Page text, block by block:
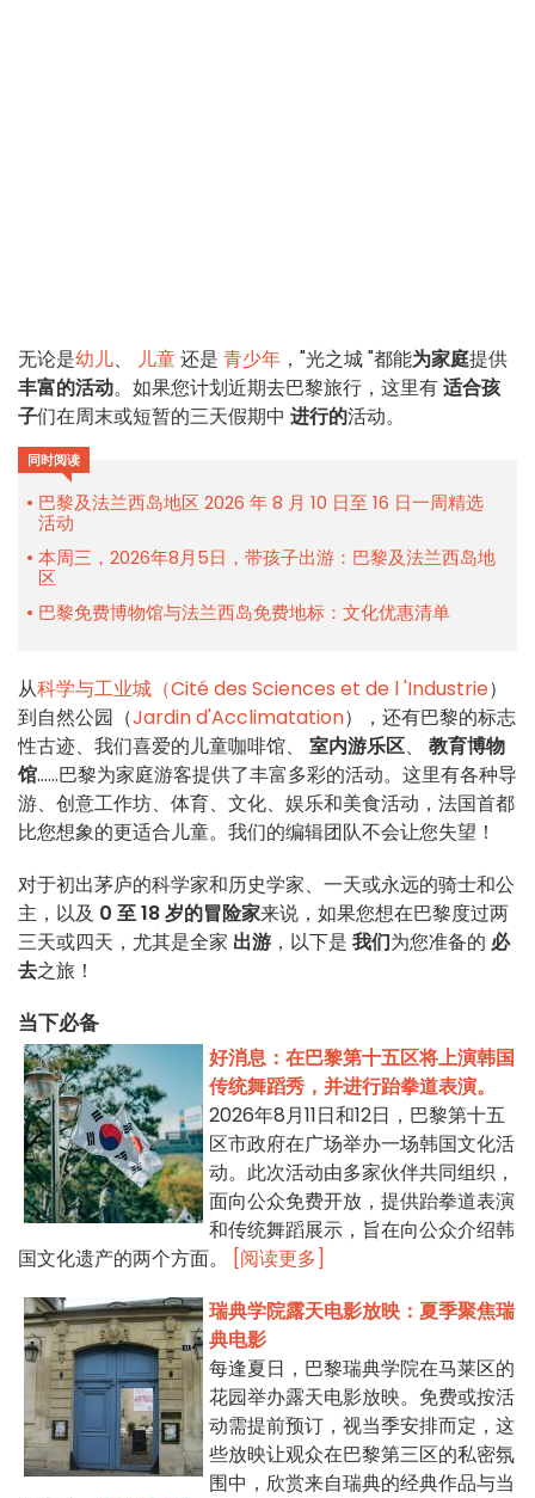
无论是幼儿、 儿童还是 青少年 ，"光之城 "都能为家庭提供
丰富的活动。如果您计划近期去巴黎旅行，这里有适合孩
子们在周末或短暂的三天假期中 进行的活动。
同时阅读
巴黎及法兰西岛地区 2026 年 8 月 10 日至 16 日一周精选
活动
本周三，2026年8月5日，带孩子出游：巴黎及法兰西岛地
区
巴黎免费博物馆与法兰西岛免费地标：文化优惠清单
从科学与工业城（Cité des Sciences et de l'Industrie）
到自然公园（Jardin d'Acclimatation），还有巴黎的标志
性古迹、我们喜爱的儿童咖啡馆、
室内游乐区、
教育博物
馆......巴黎为家庭游客提供了丰富多彩的活动。这里有各种导
游、创意工作坊、体育、文化、娱乐和美食活动，法国首都
比您想象的更适合儿童。我们的编辑团队不会让您失望！
对于初出茅庐的科学家和历史学家、一天或永远的骑士和公
主，以及 0 至 18 岁的冒险家来说，如果您想在巴黎度过两
三天或四天，尤其是全家 出游 ，以下是 我们为您准备的 必
去之旅！
当下必备
好消息：在巴黎第十五区将上演韩国
传统舞蹈秀，并进行跆拳道表演。
2026年8月11日和12日，巴黎第十五
区市政府在广场举办一场韩国文化活
动。此次活动由多家伙伴共同组织，
面向公众免费开放，提供跆拳道表演
和传统舞蹈展示，旨在向公众介绍韩
国文化遗产的两个方面。
[阅读更多]
瑞典学院露天电影放映：夏季聚焦瑞
典电影
每逢夏日，巴黎瑞典学院在马莱区的
花园举办露天电影放映。免费或按活
动需提前预订，视当季安排而定，这
些放映让观众在巴黎第三区的私密氛
围中，欣赏来自瑞典的经典作品与当